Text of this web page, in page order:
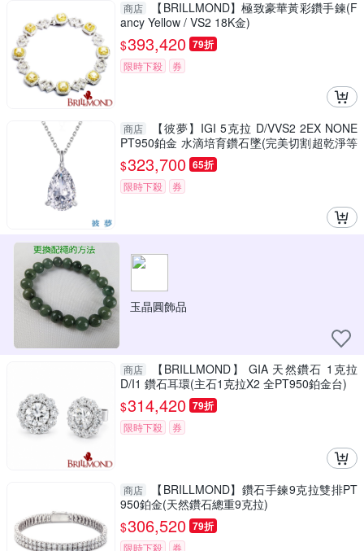
商店
【BRILLMOND】極致豪華黃彩鑽手鍊(F
ancy Yellow / VS2 18K金)
$393,420 79折
限時下殺 券
商店
【彼夢】IGI 5克拉 D/VVS2 2EX NONE
PT950鉑金 水滴培育鑽石墜(完美切割超乾淨等
級)
$323,700 65折
限時下殺 券
玉晶圓飾品
商店
【BRILLMOND】 GIA 天然鑽石 1克拉
D/I1 鑽石耳環(主石1克拉X2 全PT950鉑金台)
$314,420 79折
限時下殺 券
商店
【BRILLMOND】鑽石手鍊9克拉雙排PT
950鉑金(天然鑽石總重9克拉)
$306,520 79折
限時下殺 券